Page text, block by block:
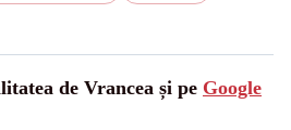
de Vrancea și pe Google